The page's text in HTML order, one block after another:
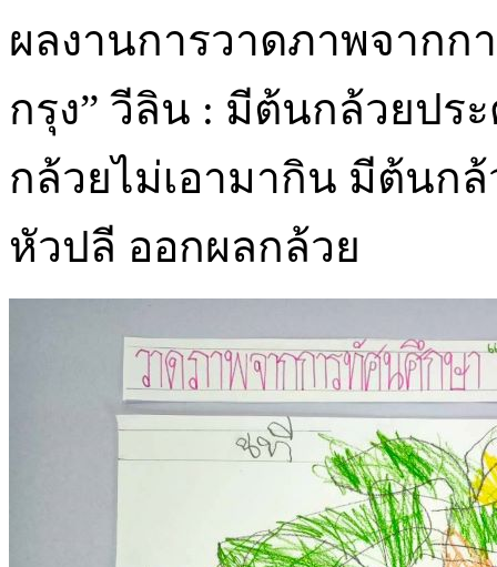
ผลงานการวาดภาพจากก
กรุง” วีลิน : มีต้นกล้วยปร
กล้วยไม่เอามากิน มีต้นก
หัวปลี ออกผลกล้วย